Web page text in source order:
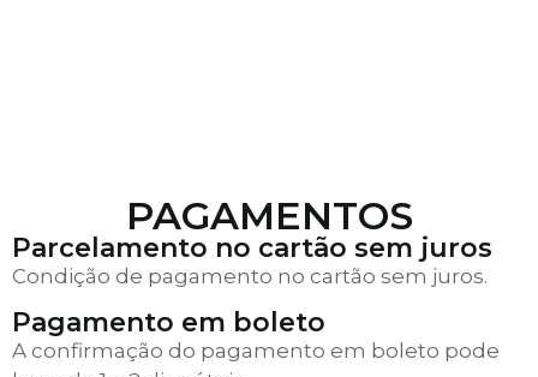
PAGAMENTOS
Parcelamento no cartão sem juros
Condição de pagamento no cartão sem juros.
Pagamento em boleto
A confirmação do pagamento em boleto pode